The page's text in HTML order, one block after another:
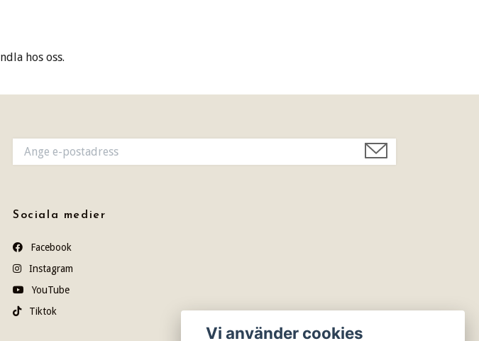
hos oss.
Sociala medier
Facebook
Instagram
YouTube
Tiktok
Vi använder cookies